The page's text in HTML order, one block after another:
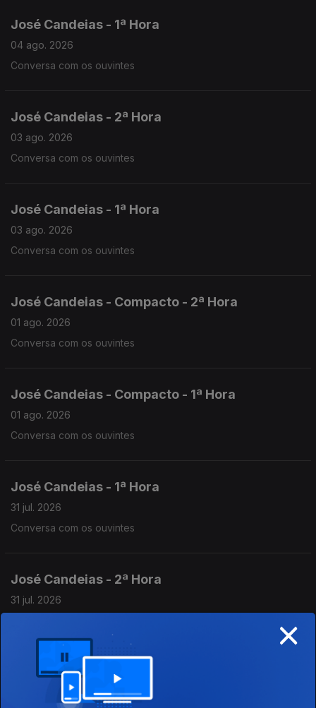
José Candeias - 1ª Hora
04 ago. 2026
Conversa com os ouvintes
José Candeias - 2ª Hora
03 ago. 2026
Conversa com os ouvintes
José Candeias - 1ª Hora
03 ago. 2026
Conversa com os ouvintes
José Candeias - Compacto - 2ª Hora
01 ago. 2026
Conversa com os ouvintes
José Candeias - Compacto - 1ª Hora
01 ago. 2026
Conversa com os ouvintes
José Candeias - 1ª Hora
31 jul. 2026
Conversa com os ouvintes
José Candeias - 2ª Hora
31 jul. 2026
José Candeias - 2ª Hora
×